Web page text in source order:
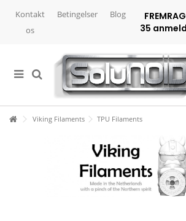
Betingelser Blog
Kontakt
os
35
Viking Filaments TPU Filaments